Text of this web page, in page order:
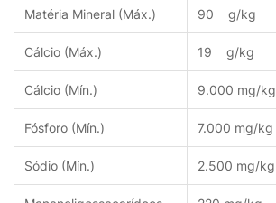
Matéria Mineral (Máx.) 90 g/kg
Cálcio (Máx.) 19 g/kg
Cálcio (Mín.) 9.000 mg/kg
Fósforo (Mín.) 7.000 mg/kg
Sódio (Mín.) 2.500 mg/kg